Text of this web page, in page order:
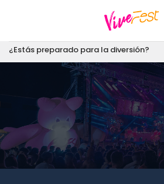
¿Estás preparado para la diversión?